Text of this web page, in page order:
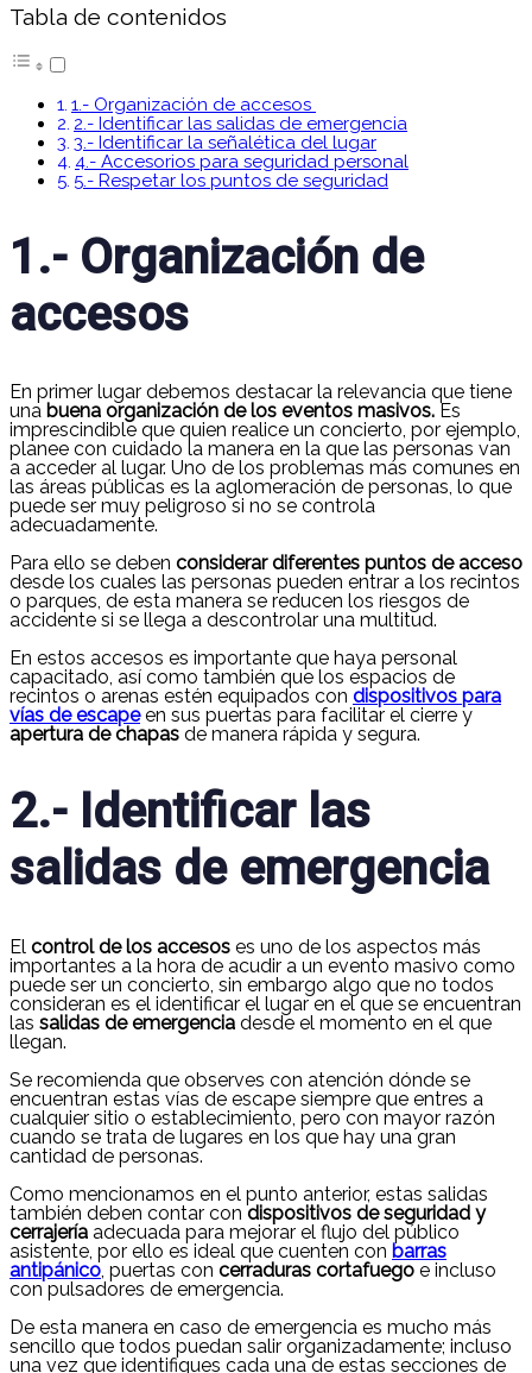
Tabla de contenidos
1.- Organización de accesos
2.- Identificar las salidas de emergencia
3.- Identificar la señalética del lugar
4.- Accesorios para seguridad personal
5.- Respetar los puntos de seguridad
1.- Organización de
accesos
En primer lugar debemos destacar la relevancia que tiene
una buena organización de los eventos masivos. Es
imprescindible que quien realice un concierto, por ejemplo,
planee con cuidado la manera en la que las personas van
a acceder al lugar. Uno de los problemas más comunes en
las áreas públicas es la aglomeración de personas, lo que
puede ser muy peligroso si no se controla
adecuadamente.
Para ello se deben considerar diferentes puntos de acceso
desde los cuales las personas pueden entrar a los recintos
o parques, de esta manera se reducen los riesgos de
accidente si se llega a descontrolar una multitud.
En estos accesos es importante que haya personal
capacitado, así como también que los espacios de
recintos o arenas estén equipados con dispositivos para
vías de escapeen sus puertas para facilitar el cierre y
apertura de chapas de manera rápida y segura.
2.- Identificar las
salidas de emergencia
​El control de los accesos es uno de los aspectos más
importantes a la hora de acudir a un evento masivo como
puede ser un concierto, sin embargo algo que no todos
consideran es el identificar el lugar en el que se encuentran
las salidas de emergencia desde el momento en el que
llegan.
Se recomienda que observes con atención dónde se
encuentran estas vías de escape siempre que entres a
cualquier sitio o establecimiento, pero con mayor razón
cuando se trata de lugares en los que hay una gran
cantidad de personas.
Como mencionamos en el punto anterior, estas salidas
también deben contar condispositivos de seguridad y
cerrajería adecuada para mejorar el flujo del público
asistente, por ello es ideal que cuenten con barras
antipánico , puertas con cerraduras cortafuego e incluso
con pulsadores de emergencia.
De esta manera en caso de emergencia es mucho más
sencillo que todos puedan salir organizadamente; incluso
una vez que identifiques cada una de estas secciones de